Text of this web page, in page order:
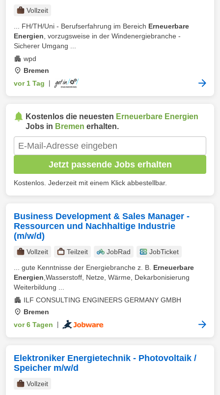
Vollzeit
... FH/TH/Uni - Berufserfahrung im Bereich Erneuerbare
Energien , vorzugsweise in der Windenergiebranche -
Sicherer Umgang ...
wpd
Bremen
vor 1 Tag
Kostenlos die neuesten Erneuerbare Energien
Jobs in Bremen erhalten.
Jetzt passende Jobs erhalten
Kostenlos. Jederzeit mit einem Klick abbestellbar.
Business Development & Sales Manager -
Ressourcen und Nachhaltige Industrie
(m/w/d)
Vollzeit Teilzeit JobRad
JobTicket
... gute Kenntnisse der Energiebranche z. B. Erneuerbare
Energien ,Wasserstoff, Netze, Wärme, Dekarbonisierung
Weiterbildung ...
ILF CONSULTING ENGINEERS GERMANY GMBH
Bremen
vor 6 Tagen
Elektroniker Energietechnik - Photovoltaik /
Speicher m/w/d
Vollzeit